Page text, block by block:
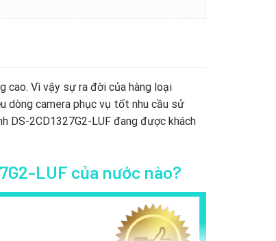
cao. Vì vậy sự ra đời của hàng loại
dòng camera phục vụ tốt nhu cầu sử
DS-2CD1327G2-LUF đang được khách
LUF của nước nào?